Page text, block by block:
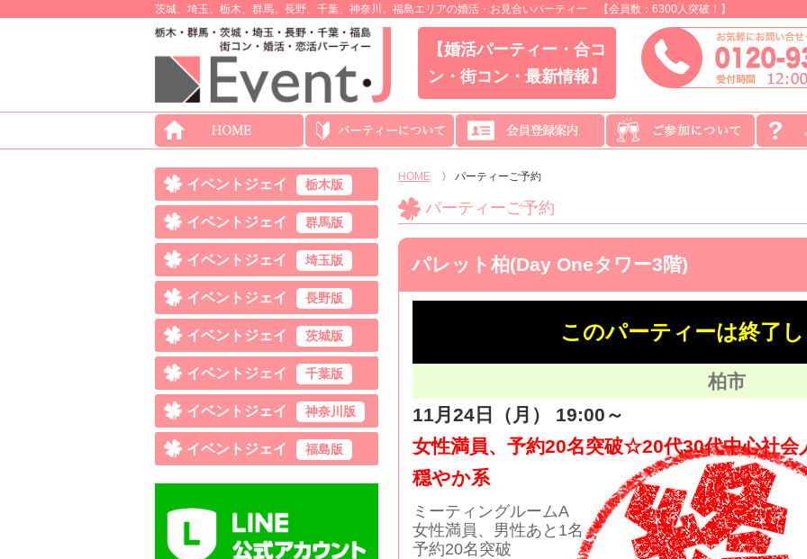
茨城、埼玉、栃木、群馬、長野、千葉、神奈川、福島エリアの婚活・お見合いパーティー 【会員数：6300人突破！】
【婚活パーティー・合コ
ン・街コン・最新情報】
イベントジェイ 栃木版
イベントジェイ 群馬版
イベントジェイ 埼玉版
イベントジェイ 長野版
イベントジェイ 茨城版
イベントジェイ 千葉版
イベントジェイ 神奈川版
イベントジェイ 福島版
HOME 〉 パーティーご予約
パーティーご予約
パレット柏(Day Oneタワー3階)
このパーティーは終了
柏市
11月24日（月） 19:00～
女性満員、予約20名突破☆20代30代中心社
穏やか系
ミーティングルームA
女性満員、男性あと1名
予約20名突破